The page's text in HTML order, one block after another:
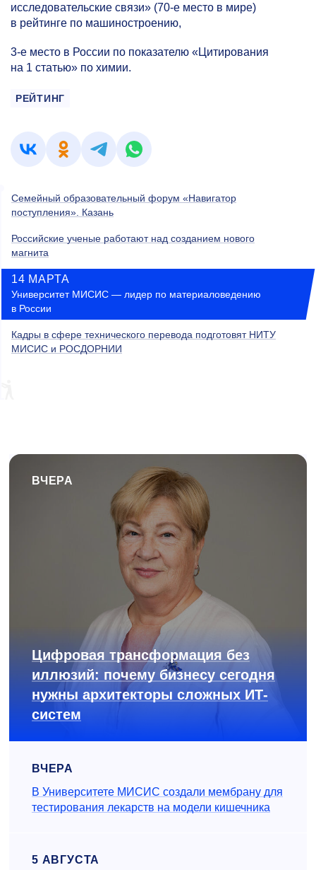
исследовательские связи» (70-е место в мире)
в рейтинге по машиностроению,
3-е место в России по показателю «Цитирования
на 1 статью» по химии.
РЕЙТИНГ
Семейный образовательный форум «Навигатор
поступления». Казань
Российские ученые работают над созданием нового
магнита
14 МАРТА
Университет МИСИС — лидер по материаловедению
в России
Кадры в сфере технического перевода подготовят НИТУ
МИСИС и РОСДОРНИИ
ВЧЕРА
Цифровая трансформация без
иллюзий: почему бизнесу сегодня
нужны архитекторы сложных ИТ-
систем
ВЧЕРА
В Университете МИСИС создали мембрану для
тестирования лекарств на модели кишечника
5 АВГУСТА